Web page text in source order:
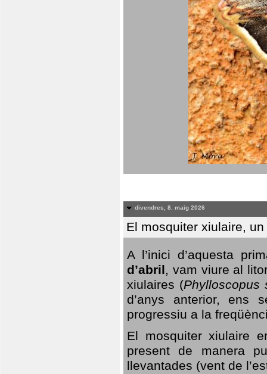
divendres, 8. maig 2026
El mosquiter xiulaire,
A l’inici d’aquesta
d’abril, vam viure al
xiulaires (Phylloscopus
d’anys anterior, ens
progressiu a la
El mosquiter xiulaire
present de manera
llevantades (vent de